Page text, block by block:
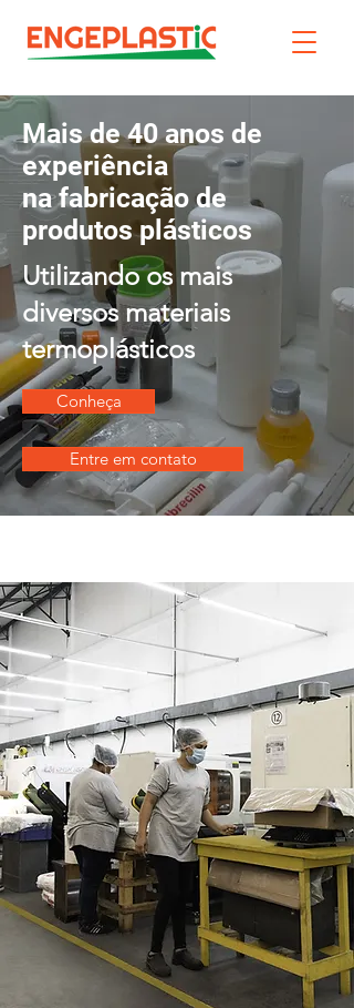
Mais de 40 anos de
experiência
na fabricação de
produtos plásticos
Utilizando os mais
diversos materiais
termoplásticos
Conheça
Entre em contato